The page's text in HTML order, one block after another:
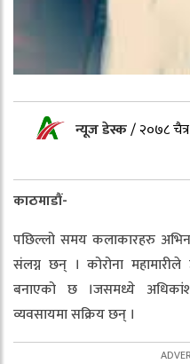
न्यूज डेस्क/२०७८
काठमाडौं-
पछिल्लो समय कलाकारहरु
संलग्न छन् । कोरोना
बनाएको छ ।जसमध्ये
व्यवसायमा सक्रिय छन् ।